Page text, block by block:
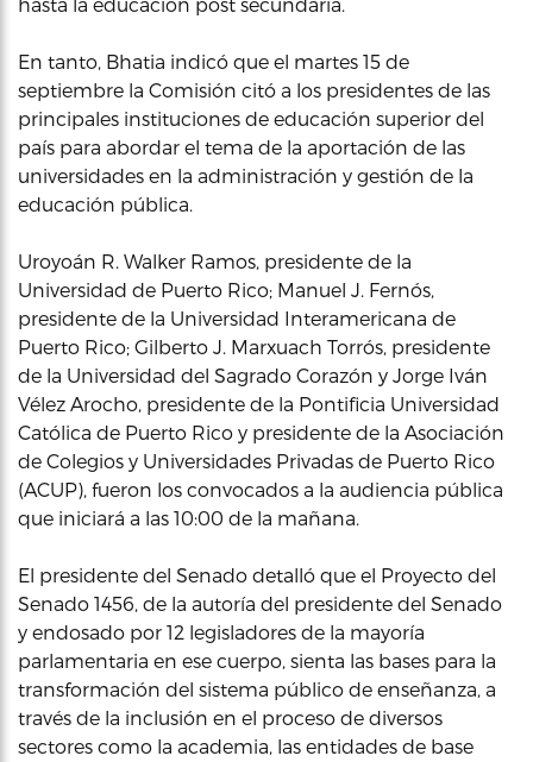
En tanto, Bhatia indicó que el martes 15 de
septiembre la Comisión citó a los presidentes de las
principales instituciones de educación superior del
país para abordar el tema de la aportación de las
universidades en la administración y gestión de la
educación pública.
Uroyoán R. Walker Ramos, presidente de la
Universidad de Puerto Rico; Manuel J. Fernós,
presidente de la Universidad Interamericana de
Puerto Rico; Gilberto J. Marxuach Torrós, presidente
de la Universidad del Sagrado Corazón y Jorge Iván
Vélez Arocho, presidente de la Pontificia Universidad
Católica de Puerto Rico y presidente de la Asociación
de Colegios y Universidades Privadas de Puerto Rico
(ACUP), fueron los convocados a la audiencia pública
que iniciará a las 10:00 de la mañana.
El presidente del Senado detalló que el Proyecto del
Senado 1456, de la autoría del presidente del Senado
y endosado por 12 legisladores de la mayoría
parlamentaria en ese cuerpo, sienta las bases para la
transformación del sistema público de enseñanza, a
través de la inclusión en el proceso de diversos
sectores como la academia, las entidades de base